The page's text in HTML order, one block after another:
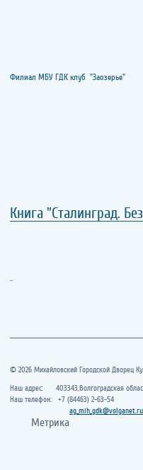
Филиал МБУ ГДК клуб "Заозерье"
Книга "Сталинград.
..
© 2026 Михайловский Городской Дворец
Наш адрес: 403343,Волгоградская
Наш телефон: +7 (84463) 2-63-54
ag_mih_gdk@volganet.ru
Метрика